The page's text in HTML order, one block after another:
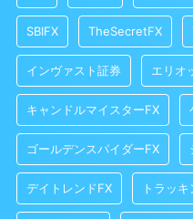
SBIFX TheSecretFX
インヴァスト証券 エリオ
キャンドルマイスターFX
ゴールデンスパイダーFX
デイトレンドFX トラッ